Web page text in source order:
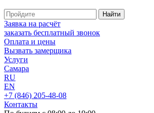
Заявка на расчёт
заказать бесплатный звонок
Оплата и цены
Вызвать замерщика
Услуги
Самара
RU
EN
+7 (846) 205-48-08
Контакты